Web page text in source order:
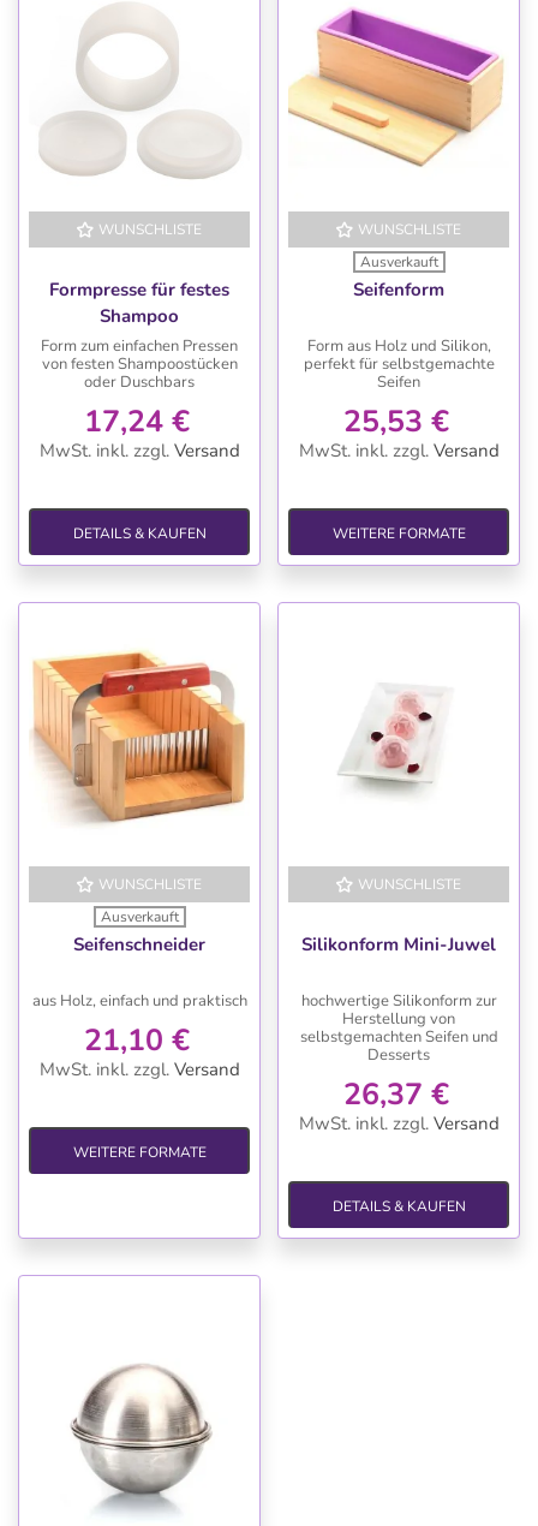
WUNSCHLISTE
Formpresse für festes
Shampoo
Form zum einfachen Pressen
von festen Shampoostücken
oder Duschbars
17,24 €
MwSt. inkl. zzgl. Versand
DETAILS & KAUFEN
WUNSCHLISTE
Ausverkauft
Seifenform
Form aus Holz und Silikon,
perfekt für selbstgemachte
Seifen
25,53 €
MwSt. inkl. zzgl. Versand
WEITERE FORMATE
WUNSCHLISTE
Ausverkauft
Seifenschneider
aus Holz, einfach und praktisch
21,10 €
MwSt. inkl. zzgl. Versand
WEITERE FORMATE
WUNSCHLISTE
Silikonform Mini-Juwel
hochwertige Silikonform zur
Herstellung von
selbstgemachten Seifen und
Desserts
26,37 €
MwSt. inkl. zzgl. Versand
DETAILS & KAUFEN